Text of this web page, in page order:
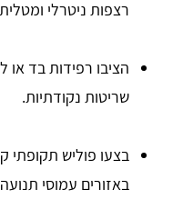
רצפות ניטרלי
הציבו רפידות בד
שריטות נקודתיות.
בצעו פוליש תקופתי
באזורים עמוסי